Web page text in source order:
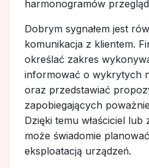
harmonogramów
Dobrym sygnałem jest
komunikacja z klientem.
określać zakres
informować o wykrytych
oraz przedstawiać
zapobiegających
Dzięki temu właściciel
może świadomie
eksploatacją urządzeń.